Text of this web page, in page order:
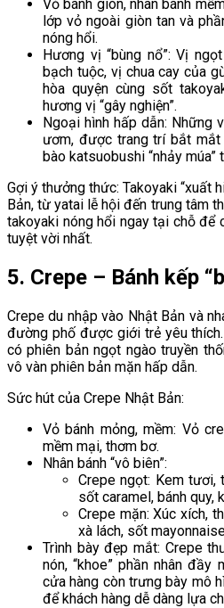
Vỏ bánh giòn, nhân bánh
lớp vỏ ngoài giòn tan và
nóng hổi.
Hương vị “bùng nổ”: Vị
bạch tuộc, vị chua cay của
hòa quyện cùng sốt
hương vị “gây nghiện”.
Ngoại hình hấp dẫn: Những
ươm, được trang trí bắt
bào katsuobushi “nhảy múa”
Gợi ý thưởng thức: Takoyaki “xuất
Bản, từ yatai lễ hội đến trung tâm
takoyaki nóng hổi ngay tại chỗ để
tuyệt vời nhất.
5. Crepe – Bánh kếp
Crepe du nhập vào Nhật Bản và
đường phố được giới trẻ yêu
có phiên bản ngọt ngào truyền
vô vàn phiên bản mặn hấp dẫn.
Sức hút của Crepe Nhật Bản:
Vỏ bánh mỏng, mềm: Vỏ
mềm mại, thơm bơ.
Nhân bánh “vô biên”:
Crepe ngọt: Kem tươi,
sốt caramel, bánh quy,
Crepe mặn: Xúc xích,
xà lách, sốt
Trình bày đẹp mắt: Crepe
nón, “khoe” phần nhân đầy
cửa hàng còn trưng bày mô
để khách hàng dễ dàng lựa